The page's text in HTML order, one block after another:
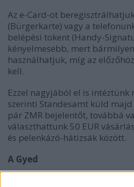
Az e-Card-ot
(Bürgerkarte) vagy a
belépési tokent (Handy-
kényelmesebb, mert
használhatjuk, míg az
kell.
Ezzel nagyjából el is intéztünk
szerinti Standesamt küld majd
pár ZMR bejelentőt, továbbá
választhattunk 50 EUR
és pelenkázó-hátizsák között.
A Gyed